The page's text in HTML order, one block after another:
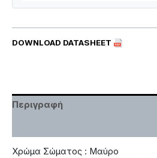
DOWNLOAD DATASHEET
Περιγραφή
Χρώμα Σώματος : Μαύρο